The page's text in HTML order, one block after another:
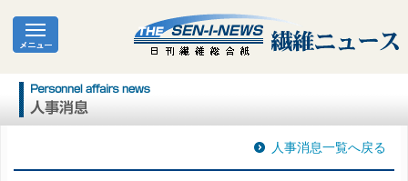
人事消息一覧へ戻る